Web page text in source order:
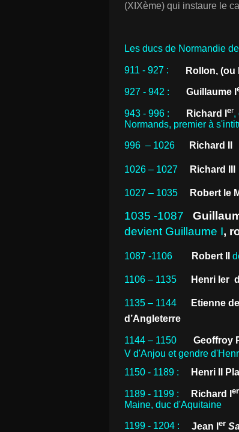
(XIXème) qui instaure le
Les ducs de Normandie
911 - 927 : Rollon, (ou
927 - 942 : Guillaume I
943 - 996 : Richard I er,
Normands, premier à
996 – 1026 Richard II
1026 – 1027 Richard III
1027 – 1035 Robert le
1035 -1087
devient Guillaume I,
1087 -1106 Robert II
1106 – 1135 Henri Ier
1135 – 1144 Etienne
d’Angleterre
1144 – 1150 Geoffroy
V d'Anjou et gendre d'Henri
1150 - 1189 : Henri II
1189 - 1199 : Richard I er
Maine, duc d'Aquitaine
1199 - 1204 : Jean I er